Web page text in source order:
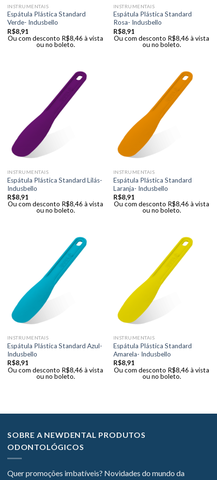
INSTRUMENTAIS
Espátula Plástica Standard
Verde- Indusbello
R$8,91
Ou com desconto R$8,46 à vista
ou no boleto.
INSTRUMENTAIS
Espátula Plástica Standard
Rosa- Indusbello
R$8,91
Ou com desconto R$8,46 à vista
ou no boleto.
INSTRUMENTAIS
Espátula Plástica Standard Lilás-
Indusbello
R$8,91
Ou com desconto R$8,46 à vista
ou no boleto.
INSTRUMENTAIS
Espátula Plástica Standard
Laranja- Indusbello
R$8,91
Ou com desconto R$8,46 à vista
ou no boleto.
INSTRUMENTAIS
Espátula Plástica Standard Azul-
Indusbello
R$8,91
Ou com desconto R$8,46 à vista
ou no boleto.
INSTRUMENTAIS
Espátula Plástica Standard
Amarela- Indusbello
R$8,91
Ou com desconto R$8,46 à vista
ou no boleto.
SOBRE A NEWDENTAL PRODUTOS
ODONTOLÓGICOS
Quer promoções imbatíveis? Novidades do mundo da